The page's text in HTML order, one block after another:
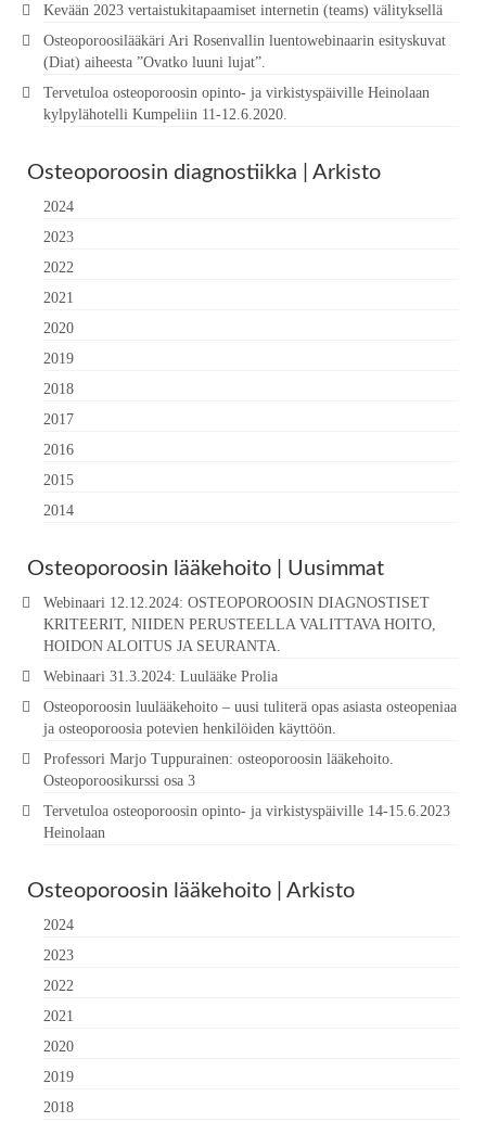
Kevään 2023 vertaistukitapaamiset internetin (teams) välityksellä
Osteoporoosilääkäri Ari Rosenvallin luentowebinaarin esityskuvat
(Diat) aiheesta ”Ovatko luuni lujat”.
Tervetuloa osteoporoosin opinto- ja virkistyspäiville Heinolaan
kylpylähotelli Kumpeliin 11-12.6.2020.
Osteoporoosin diagnostiikka | Arkisto
2024
2023
2022
2021
2020
2019
2018
2017
2016
2015
2014
Osteoporoosin lääkehoito | Uusimmat
Webinaari 12.12.2024: OSTEOPOROOSIN DIAGNOSTISET
KRITEERIT, NIIDEN PERUSTEELLA VALITTAVA HOITO,
HOIDON ALOITUS JA SEURANTA.
Webinaari 31.3.2024: Luulääke Prolia
Osteoporoosin luulääkehoito – uusi tuliterä opas asiasta osteopeniaa
ja osteoporoosia potevien henkilöiden käyttöön.
Professori Marjo Tuppurainen: osteoporoosin lääkehoito.
Osteoporoosikurssi osa 3
Tervetuloa osteoporoosin opinto- ja virkistyspäiville 14-15.6.2023
Heinolaan
Osteoporoosin lääkehoito | Arkisto
2024
2023
2022
2021
2020
2019
2018